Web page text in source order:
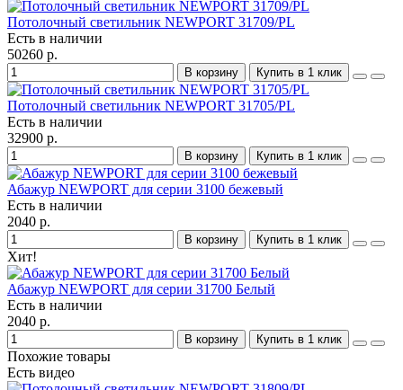
Потолочный светильник NEWPORT 31709/PL
Есть в наличии
50260 р.
В корзину Купить в 1 клик
Потолочный светильник NEWPORT 31705/PL
Есть в наличии
32900 р.
В корзину Купить в 1 клик
Абажур NEWPORT для серии 3100 бежевый
Есть в наличии
2040 р.
В корзину Купить в 1 клик
Хит!
Абажур NEWPORT для серии 31700 Белый
Есть в наличии
2040 р.
В корзину Купить в 1 клик
Похожие товары
Есть видео